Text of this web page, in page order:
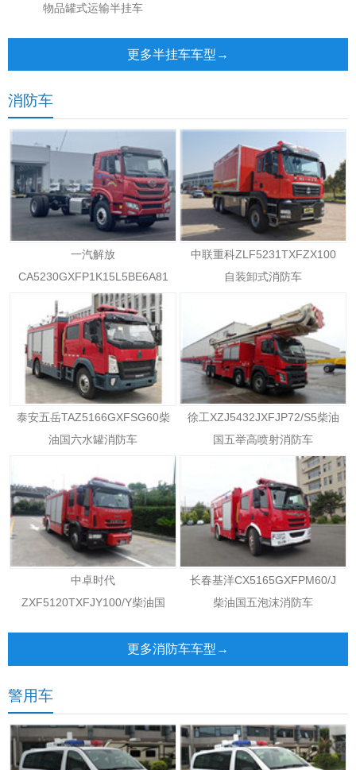
物品罐式运输半挂车
更多半挂车车型→
消防车
一汽解放
CA5230GXFP1K15L5BE6A81
柴油国六消防车
中联重科ZLF5231TXFZX100
自装卸式消防车
泰安五岳TAZ5166GXFSG60柴
油国六水罐消防车
徐工XZJ5432JXFJP72/S5柴油
国五举高喷射消防车
中卓时代
ZXF5120TXFJY100/Y柴油国
长春基洋CX5165GXFPM60/J
柴油国五泡沫消防车
更多消防车车型→
警用车